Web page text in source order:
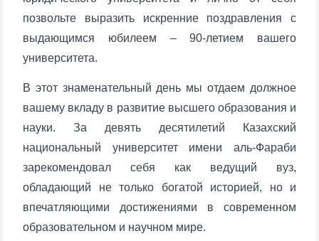
позвольте выразить искренние поздравления с
выдающимся юбилеем – 90-летием вашего
университета.
В этот знаменательный день мы отдаем должное
вашему вкладу в развитие высшего образования и
науки. За девять десятилетий Казахский
национальный университет имени аль-Фараби
зарекомендовал себя как ведущий вуз,
обладающий не только богатой историей, но и
впечатляющими достижениями в современном
образовательном и научном мире.